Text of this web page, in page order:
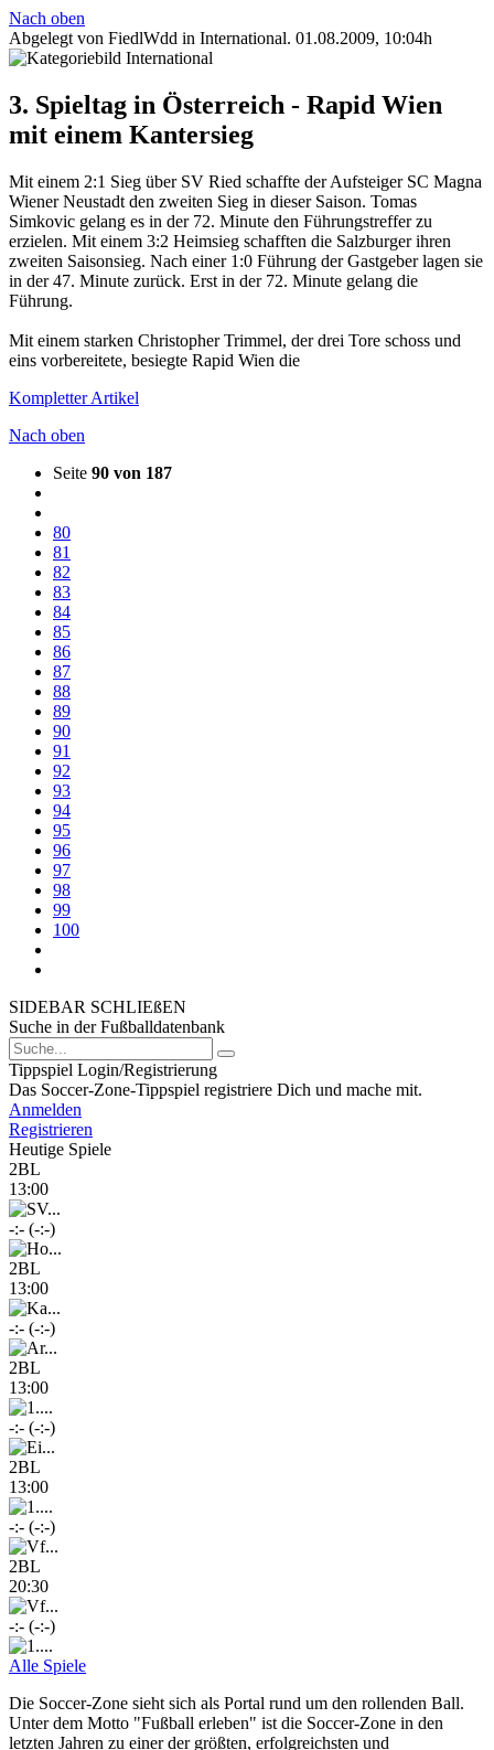
Nach oben
Abgelegt von FiedlWdd in International. 01.08.2009, 10:04h
3. Spieltag in Österreich - Rapid Wien
mit einem Kantersieg
Mit einem 2:1 Sieg über SV Ried schaffte der Aufsteiger SC Magna
Wiener Neustadt den zweiten Sieg in dieser Saison. Tomas
Simkovic gelang es in der 72. Minute den Führungstreffer zu
erzielen. Mit einem 3:2 Heimsieg schafften die Salzburger ihren
zweiten Saisonsieg. Nach einer 1:0 Führung der Gastgeber lagen sie
in der 47. Minute zurück. Erst in der 72. Minute gelang die
Führung.
Mit einem starken Christopher Trimmel, der drei Tore schoss und
eins vorbereitete, besiegte Rapid Wien die
Kompletter Artikel
Nach oben
Seite 90 von 187
80
81
82
83
84
85
86
87
88
89
90
91
92
93
94
95
96
97
98
99
100
SIDEBAR SCHLIEßEN
Suche in der Fußballdatenbank
Tippspiel Login/Registrierung
Das Soccer-Zone-Tippspiel registriere Dich und mache mit.
Anmelden
Registrieren
Heutige Spiele
2BL
13:00
-:- (-:-)
2BL
13:00
-:- (-:-)
2BL
13:00
-:- (-:-)
2BL
13:00
-:- (-:-)
2BL
20:30
-:- (-:-)
Alle Spiele
Die Soccer-Zone sieht sich als Portal rund um den rollenden Ball.
Unter dem Motto "Fußball erleben" ist die Soccer-Zone in den
letzten Jahren zu einer der größten, erfolgreichsten und